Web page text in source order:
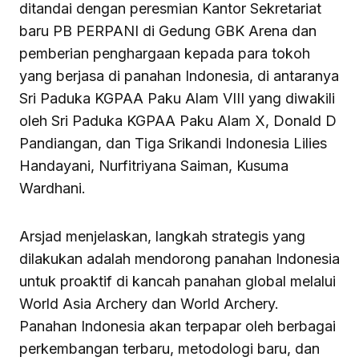
ditandai dengan peresmian Kantor Sekretariat
baru PB PERPANI di Gedung GBK Arena dan
pemberian penghargaan kepada para tokoh
yang berjasa di panahan Indonesia, di antaranya
Sri Paduka KGPAA Paku Alam VIII yang diwakili
oleh Sri Paduka KGPAA Paku Alam X, Donald D
Pandiangan, dan Tiga Srikandi Indonesia Lilies
Handayani, Nurfitriyana Saiman, Kusuma
Wardhani.
Arsjad menjelaskan, langkah strategis yang
dilakukan adalah mendorong panahan Indonesia
untuk proaktif di kancah panahan global melalui
World Asia Archery dan World Archery.
Panahan Indonesia akan terpapar oleh berbagai
perkembangan terbaru, metodologi baru, dan